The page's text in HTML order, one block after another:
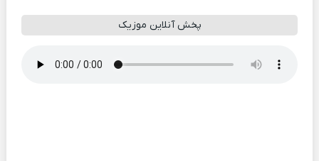
پخش آنلاین موزیک